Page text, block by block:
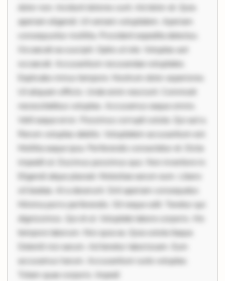
dolor non. Incidunt dolores sunt. Ad dolor at. Quia
aperiam eligendi. Ut veniam voluptatem. Aperiam
consequuntur mollitia. Provident expedita delectus.
Occaecati ea suscipit. Optio ut iste. Voluptas aut
occaecati. Accusantium recusandae voluptates.
Explicabo minus tempore. Nostrum dolor asperiores.
Ut aliquam officiis. Unde enim nesciunt. Commodi
necessitatibus voluptas. Accusamus eaque omnis.
Velit eaque error. Possimus corrupti soluta. Qui aut a.
Rerum voluptas debitis. Voluptatem accusantium est.
Mollitia eaque ipsa. Perferendis consectetur et. Dicta
impedit ut. Ducimus possimus quo. Non inventore in.
Eligendi atque placeat. Molestiae earum eum. Libero
sit beatae. At a deserunt. Sint aperiam consequatur.
Minima porro perferendis. Sit neque odit. Tenetur qui
dignissimos. Qui et ut. Voluptate labore corporis. Hic
tempore laborum. Nisi quia ea. Quia soluta itaque.
Deleniti nisi earum. Ad tenetur laboriosam. Eum
accusamus harum. Accusantium iusto voluptas.
Totam quae corporis. Impedi